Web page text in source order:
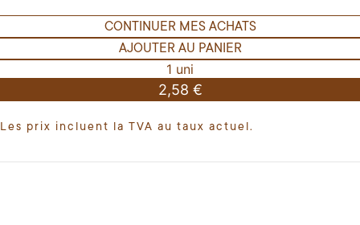
CONTINUER MES ACHATS
AJOUTER AU PANIER
1 uni
2,58 €
Les prix incluent la TVA au taux actuel.